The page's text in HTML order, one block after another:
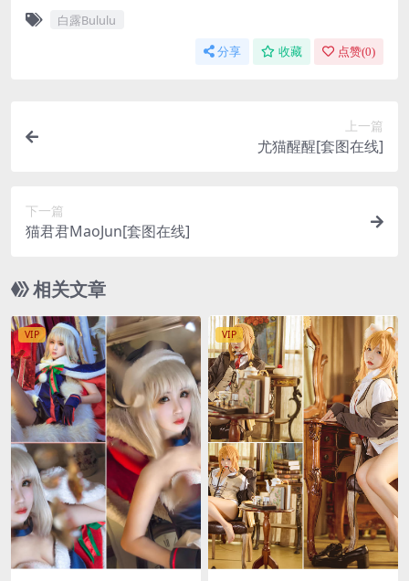
白露Bululu
分享 收藏 点赞(0)
上一篇
尤猫醒醒[套图在线]
下一篇
猫君君MaoJun[套图在线]
相关文章
VIP VIP